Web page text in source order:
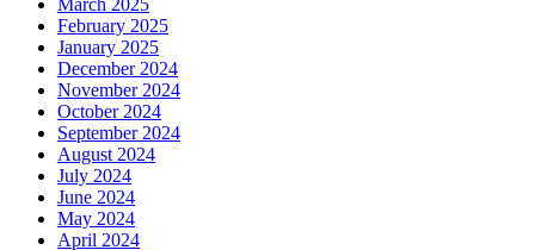
February 2025
January 2025
December 2024
November 2024
October 2024
September 2024
August 2024
July 2024
June 2024
May 2024
April 2024